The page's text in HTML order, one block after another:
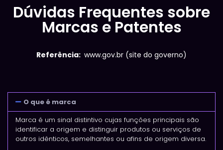
Dúvidas Frequentes sobre
Marcas e Patentes
Referência: www.gov.br (site do governo)
O que é marca
Marca é um sinal distintivo cujas funções principais são
identificar a origem e distinguir produtos ou serviços de
outros idênticos, semelhantes ou afins de origem diversa.